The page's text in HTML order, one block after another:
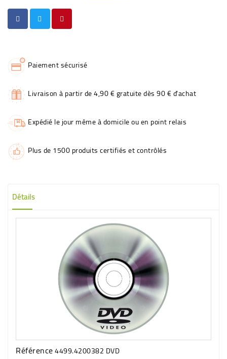
Paiement sécurisé
Livraison à partir de 4,90 € gratuite dès 90 € d'achat
Expédié le jour même à domicile ou en point relais
Plus de 1500 produits certifiés et contrôlés
Détails
Référence4499.4200382 DVD